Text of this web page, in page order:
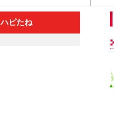
ハピたね